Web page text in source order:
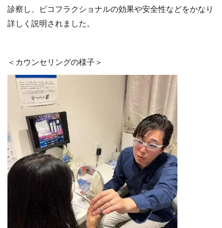
診察し、ピコフラクショナルの効果や安全性などをかなり
詳しく説明されました。
＜カウンセリングの様子＞